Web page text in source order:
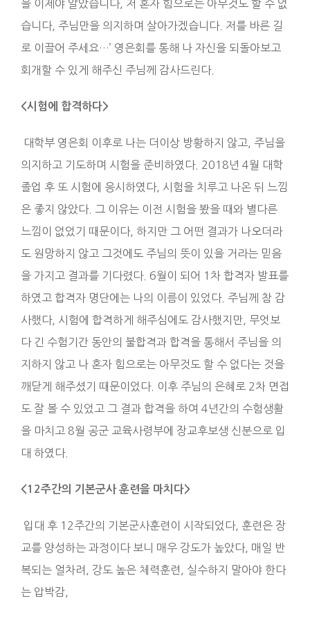
을 이제야 알았습니다, 저 혼자 힘으로는 아무것도 할 수 없
습니다, 주님만을 의지하며 살아가겠습니다. 저를 바른 길
로 이끌어 주세요…’ 영은회를 통해 나 자신을 되돌아보고
회개할 수 있게 해주신 주님께 감사드린다.
<시험에 합격하다>
대학부 영은회 이후로 나는 더이상 방황하지 않고, 주님을
의지하고 기도하며 시험을 준비하였다. 2018년 4월 대학
졸업 후 또 시험에 응시하였다, 시험을 치루고 나온 뒤 느낌
은 좋지 않았다. 그 이유는 이전 시험을 봤을 때와 별다른
느낌이 없었기 때문이다, 하지만 그 어떤 결과가 나오더라
도 원망하지 않고 그것에도 주님의 뜻이 있을 거라는 믿음
을 가지고 결과를 기다렸다. 6월이 되어 1차 합격자 발표를
하였고 합격자 명단에는 나의 이름이 있었다. 주님께 참 감
사했다, 시험에 합격하게 해주심에도 감사했지만, 무엇보
다 긴 수험기간 동안의 불합격과 합격을 통해서 주님을 의
지하지 않고 나 혼자 힘으로는 아무것도 할 수 없다는 것을
깨닫게 해주셨기 때문이었다. 이후 주님의 은혜로 2차 면접
도 잘 볼 수 있었고 그 결과 합격을 하여 4년간의 수험생활
을 마치고 8월 공군 교육사령부에 장교후보생 신분으로 입
대 하였다.
<12주간의 기본군사 훈련을 마치다>
입대 후 12주간의 기본군사훈련이 시작되었다, 훈련은 장
교를 양성하는 과정이다 보니 매우 강도가 높았다, 매일 반
복되는 얼차려, 강도 높은 체력훈련, 실수하지 말아야 한다
는 압박감,